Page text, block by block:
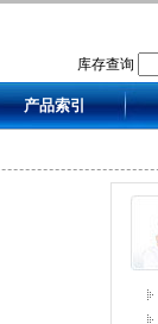
库存查询
产品索引